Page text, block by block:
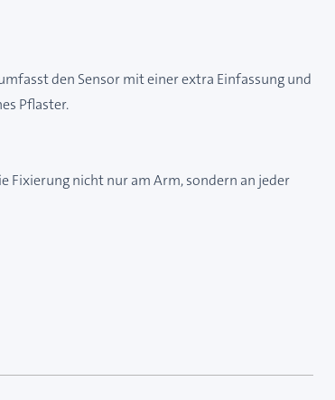
den Sensor mit einer extra Einfassung und
Pflaster.
Fixierung nicht nur am Arm, sondern an jeder